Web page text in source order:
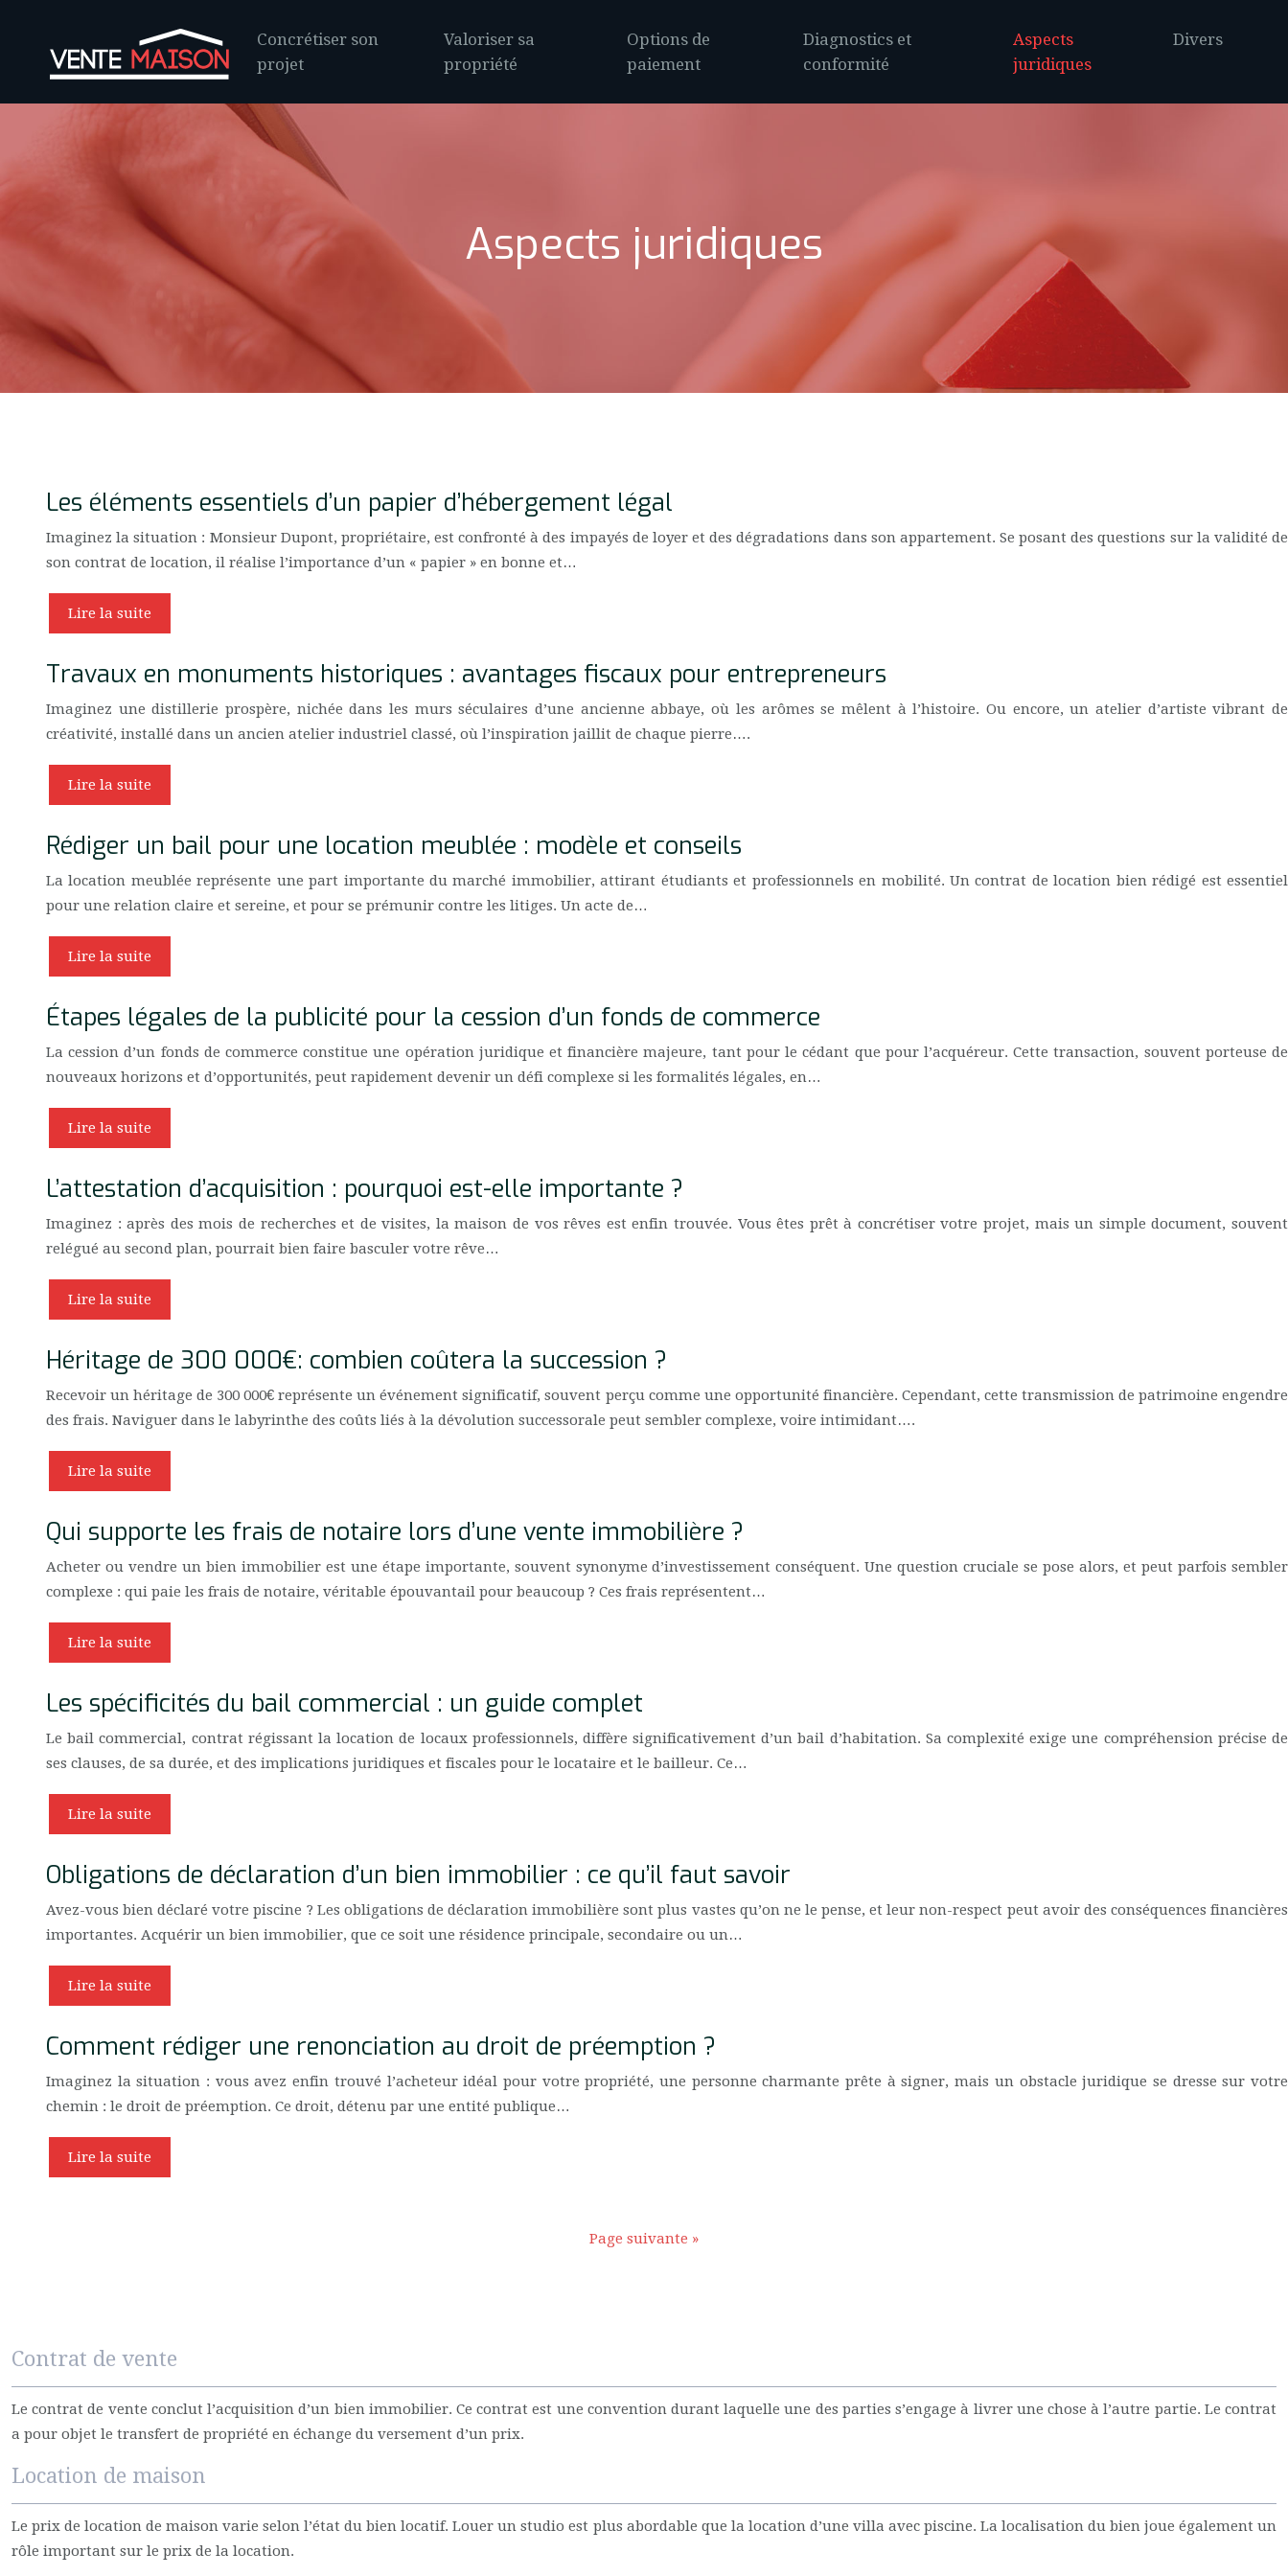
Concrétiser son
projet
Valoriser sa
propriété
Options de
paiement
Diagnostics et
conformité
Aspects
juridiques
Divers
Aspects juridiques
Les éléments essentiels d’un papier d’hébergement légal
Imaginez la situation : Monsieur Dupont, propriétaire, est confronté à des impayés de loyer et des dégradations dans son appartement. Se posant des questions sur la validité de
son contrat de location, il réalise l’importance d’un « papier » en bonne et…
Lire la suite
Travaux en monuments historiques : avantages fiscaux pour entrepreneurs
Imaginez une distillerie prospère, nichée dans les murs séculaires d’une ancienne abbaye, où les arômes se mêlent à l’histoire. Ou encore, un atelier d’artiste vibrant de
créativité, installé dans un ancien atelier industriel classé, où l’inspiration jaillit de chaque pierre….
Lire la suite
Rédiger un bail pour une location meublée : modèle et conseils
La location meublée représente une part importante du marché immobilier, attirant étudiants et professionnels en mobilité. Un contrat de location bien rédigé est essentiel
pour une relation claire et sereine, et pour se prémunir contre les litiges. Un acte de…
Lire la suite
Étapes légales de la publicité pour la cession d’un fonds de commerce
La cession d’un fonds de commerce constitue une opération juridique et financière majeure, tant pour le cédant que pour l’acquéreur. Cette transaction, souvent porteuse de
nouveaux horizons et d’opportunités, peut rapidement devenir un défi complexe si les formalités légales, en…
Lire la suite
L’attestation d’acquisition : pourquoi est-elle importante ?
Imaginez : après des mois de recherches et de visites, la maison de vos rêves est enfin trouvée. Vous êtes prêt à concrétiser votre projet, mais un simple document, souvent
relégué au second plan, pourrait bien faire basculer votre rêve…
Lire la suite
Héritage de 300 000€: combien coûtera la succession ?
Recevoir un héritage de 300 000€ représente un événement significatif, souvent perçu comme une opportunité financière. Cependant, cette transmission de patrimoine engendre
des frais. Naviguer dans le labyrinthe des coûts liés à la dévolution successorale peut sembler complexe, voire intimidant….
Lire la suite
Qui supporte les frais de notaire lors d’une vente immobilière ?
Acheter ou vendre un bien immobilier est une étape importante, souvent synonyme d’investissement conséquent. Une question cruciale se pose alors, et peut parfois sembler
complexe : qui paie les frais de notaire, véritable épouvantail pour beaucoup ? Ces frais représentent…
Lire la suite
Les spécificités du bail commercial : un guide complet
Le bail commercial, contrat régissant la location de locaux professionnels, diffère significativement d’un bail d’habitation. Sa complexité exige une compréhension précise de
ses clauses, de sa durée, et des implications juridiques et fiscales pour le locataire et le bailleur. Ce…
Lire la suite
Obligations de déclaration d’un bien immobilier : ce qu’il faut savoir
Avez-vous bien déclaré votre piscine ? Les obligations de déclaration immobilière sont plus vastes qu’on ne le pense, et leur non-respect peut avoir des conséquences financières
importantes. Acquérir un bien immobilier, que ce soit une résidence principale, secondaire ou un…
Lire la suite
Comment rédiger une renonciation au droit de préemption ?
Imaginez la situation : vous avez enfin trouvé l’acheteur idéal pour votre propriété, une personne charmante prête à signer, mais un obstacle juridique se dresse sur votre
chemin : le droit de préemption. Ce droit, détenu par une entité publique…
Lire la suite
Page suivante »
Contrat de vente
Le contrat de vente conclut l’acquisition d’un bien immobilier. Ce contrat est une convention durant laquelle une des parties s’engage à livrer une chose à l’autre partie. Le contrat
a pour objet le transfert de propriété en échange du versement d’un prix.
Location de maison
Le prix de location de maison varie selon l’état du bien locatif. Louer un studio est plus abordable que la location d’une villa avec piscine. La localisation du bien joue également un
rôle important sur le prix de la location.